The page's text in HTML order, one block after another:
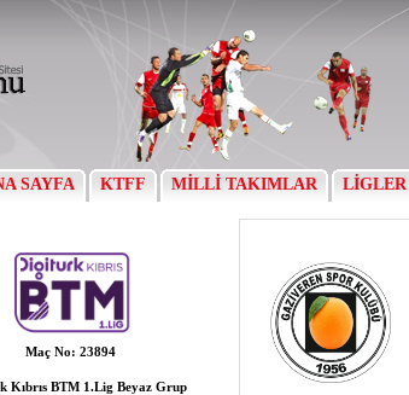
SAYFA KTFF MİLLİ TAKIMLAR LİGLER
Maç No: 23894
Kıbrıs BTM 1.Lig Beyaz Grup